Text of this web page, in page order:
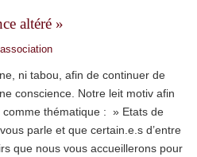
altéré »
ni tabou, afin de continuer de
conscience. Notre leit motiv afin
comme thématique : » Etats de
parle et que certain.e.s d’entre
que nous vous accueillerons pour